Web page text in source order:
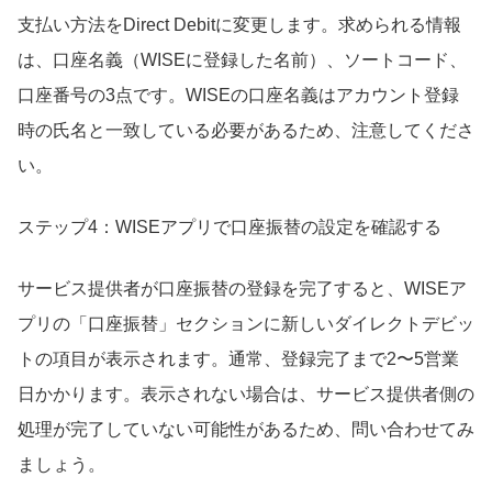
支払い方法をDirect Debitに変更します。求められる情報
は、口座名義（WISEに登録した名前）、ソートコード、
口座番号の3点です。WISEの口座名義はアカウント登録
時の氏名と一致している必要があるため、注意してくださ
い。
ステップ4：WISEアプリで口座振替の設定を確認する
サービス提供者が口座振替の登録を完了すると、WISEア
プリの「口座振替」セクションに新しいダイレクトデビッ
トの項目が表示されます。通常、登録完了まで2〜5営業
日かかります。表示されない場合は、サービス提供者側の
処理が完了していない可能性があるため、問い合わせてみ
ましょう。